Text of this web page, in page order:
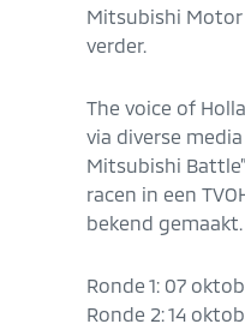
Mitsubishi Motor
verder.
The voice of
via diverse
Mitsubishi
racen in een
bekend gemaakt.
Ronde 1: 07
Ronde 2: 14